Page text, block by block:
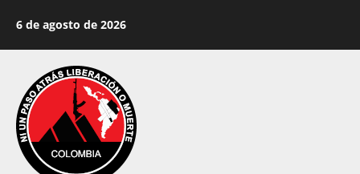
contenido
6 de agosto de 2026